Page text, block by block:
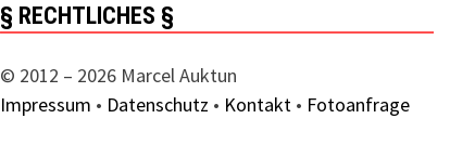
§ RECHTLICHES §
© 2012 – 2026 Marcel Auktun
Impressum • Datenschutz • Kontakt • Fotoanfrage